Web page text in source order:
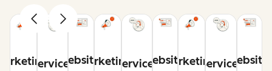
Service-Website-
Marketing-Service-Website-
Marketing-Service-Website-